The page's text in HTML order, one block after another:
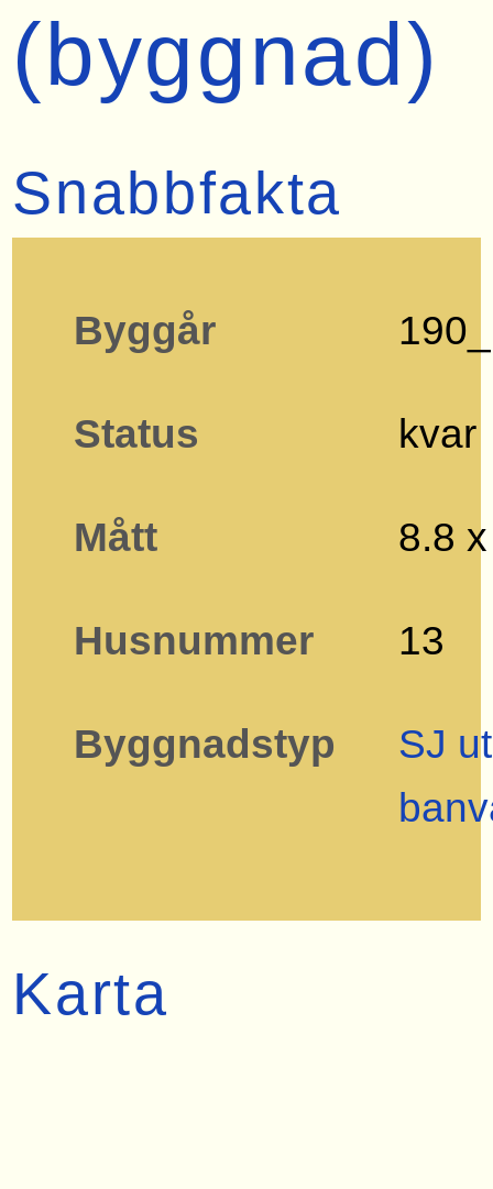
(byggnad)
Snabbfakta
Byggår 190_
Status kvar
Mått 8.8
Husnummer 13
Byggnadstyp
SJ
Karta